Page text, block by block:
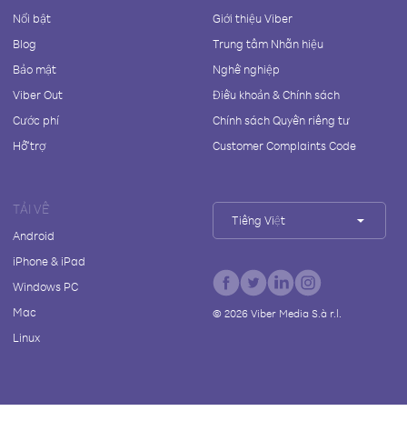
Nổi bật
Blog
Bảo mật
Viber Out
Cước phí
Hỗ trợ
Giới thiệu Viber
Trung tâm Nhãn hiệu
Nghề nghiệp
Điều khoản & Chính sách
Chính sách Quyền riêng tư
Customer Complaints Code
TẢI VỀ
Android
iPhone & iPad
Windows PC
Mac
Linux
Tiếng Việt
© 2026Viber Media S.à r.l.